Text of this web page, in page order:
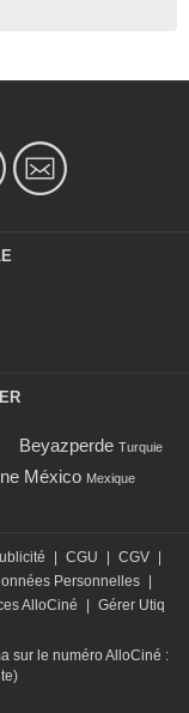
Beyazperde Turquie
México Mexique
CGU CGV
Personnelles
AlloCiné
Gérer Utiq
sur le numéro AlloCiné :